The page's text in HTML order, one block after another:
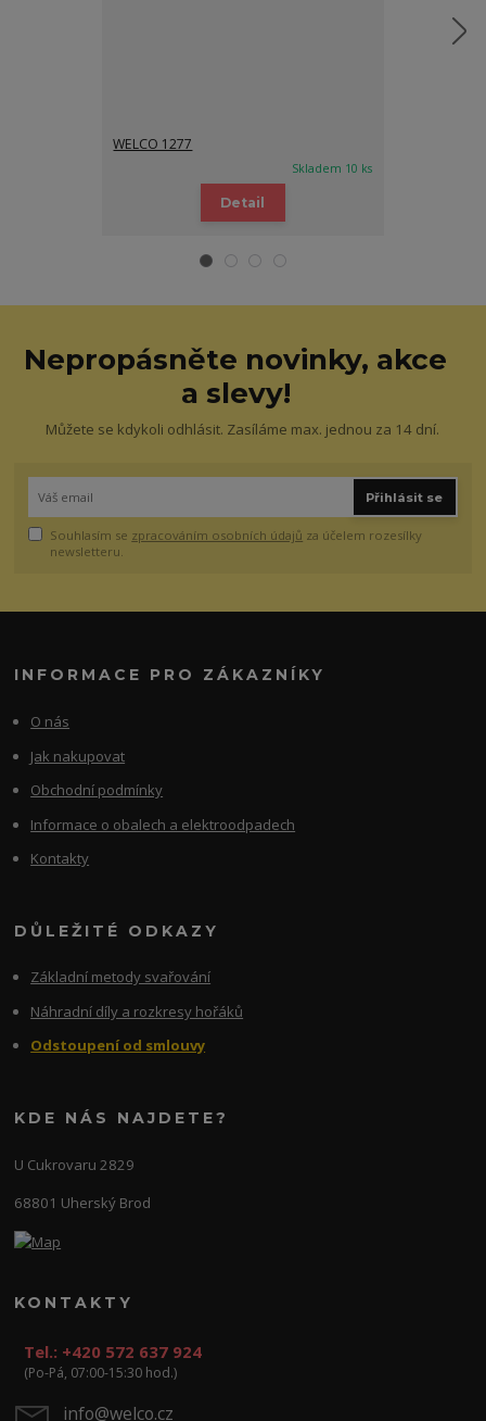
WELCO 1277
Skladem 10 ks
Detail
Nepropásněte novinky, akce
a slevy!
Můžete se kdykoli odhlásit. Zasíláme max. jednou za 14 dní.
Přihlásit se
Souhlasím se zpracováním osobních údajů za účelem rozesílky
newsletteru.
INFORMACE PRO ZÁKAZNÍKY
O nás
Jak nakupovat
Obchodní podmínky
Informace o obalech a elektroodpadech
Kontakty
DŮLEŽITÉ ODKAZY
Základní metody svařování
Náhradní díly a rozkresy hořáků
Odstoupení od smlouvy
KDE NÁS NAJDETE?
U Cukrovaru 2829
68801 Uherský Brod
KONTAKTY
Tel.: +420 572 637 924
(Po-Pá, 07:00-15:30 hod.)
info@welco.cz